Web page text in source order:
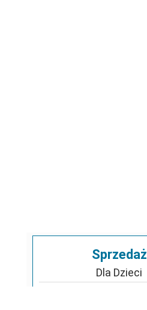
Sprzedaż
Dla Dzieci